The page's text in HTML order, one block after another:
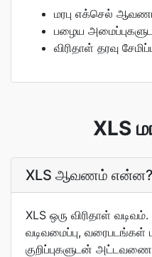
மரபு எக்செல்
பழைய
விரிதாள் தரவு
XLS
XLS ஆவணம் என்ன?
XLS ஒரு விரிதாள்
வடிவமைப்பு,
குறிப்புகளுடன்